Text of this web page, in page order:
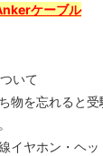
ケーブル
いて
物を忘れると
イヤホン・ヘ